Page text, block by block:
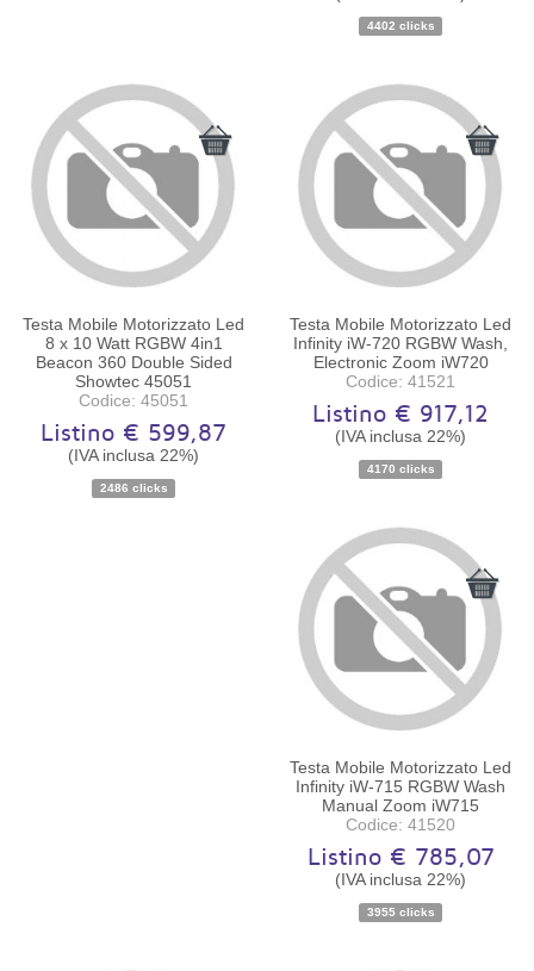
4402 clicks
Disponibilità:Ordinabile
Testa Mobile Motorizzato Led
8 x 10 Watt RGBW 4in1
Beacon 360 Double Sided
Showtec 45051
Codice: 45051
Listino € 599,87
(IVA inclusa 22%)
2486 clicks
Disponibilità:Ordinabile
Testa Mobile Motorizzato Led
Infinity iW-720 RGBW Wash,
Electronic Zoom iW720
Codice: 41521
Listino € 917,12
(IVA inclusa 22%)
4170 clicks
Disponibilità:Ordinabile
Testa Mobile Motorizzato Led
Infinity iW-715 RGBW Wash
Manual Zoom iW715
Codice: 41520
Listino € 785,07
(IVA inclusa 22%)
3955 clicks